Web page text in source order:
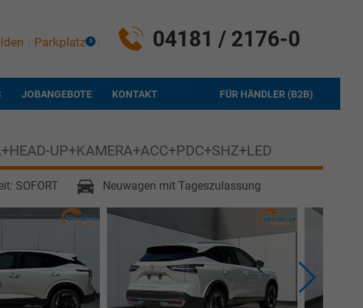
04181 / 2176-0
Parkplatz 0
JOBANGEBOTE FÜR HÄNDLER (B2B)
KONTAKT
UP+KAMERA+ACC+PDC+SHZ+LED
SOFORT Neuwagen mit Tageszulassung